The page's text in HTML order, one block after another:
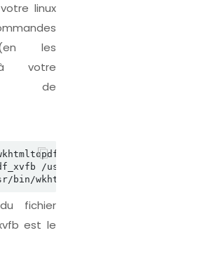
linux
les
votre
de
/usr/bin/
/usr/bin/wkhtmltopdf
fichier
est le